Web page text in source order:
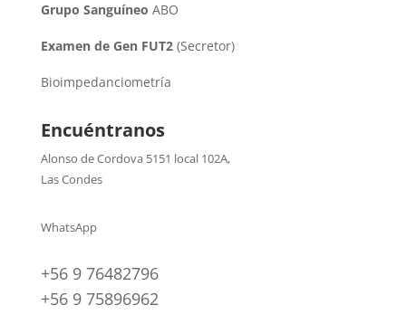
Grupo Sanguíneo ABO
Examen de Gen FUT2(Secretor)
Bioimpedanciometría
Encuéntranos
Alonso de Cordova 5151 local 102A,
Las Condes
WhatsApp
+56 9 76482796
+56 9 75896962